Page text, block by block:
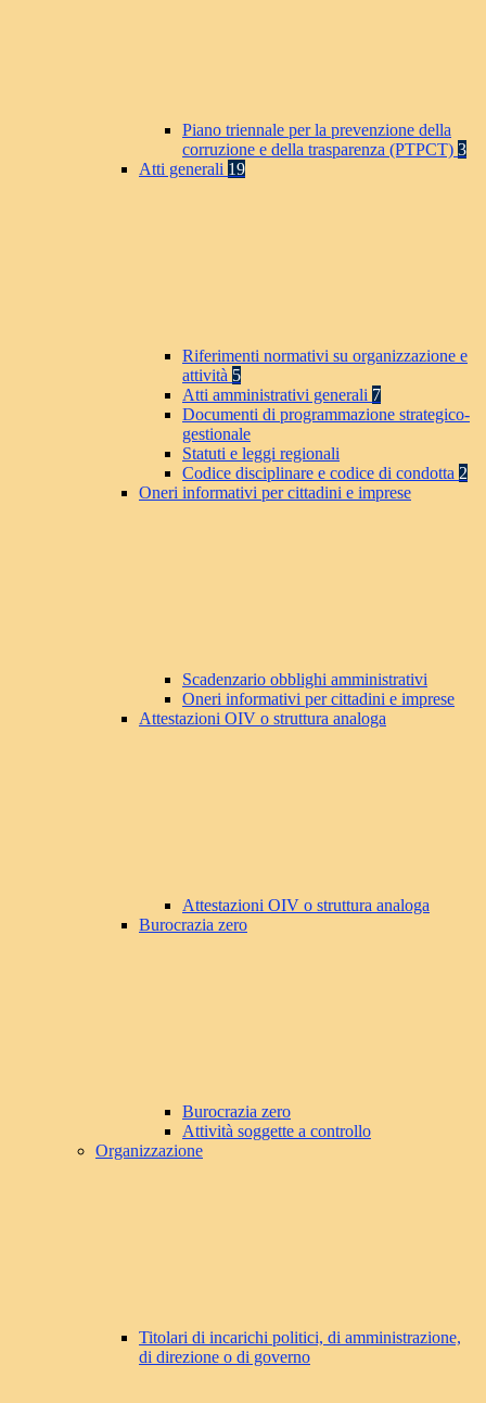
Piano triennale per la prevenzione della
corruzione e della trasparenza (PTPCT) 3
Atti generali 19
Riferimenti normativi su organizzazione e
attività 5
Atti amministrativi generali 7
Documenti di programmazione strategico-
gestionale
Statuti e leggi regionali
Codice disciplinare e codice di condotta 2
Oneri informativi per cittadini e imprese
Scadenzario obblighi amministrativi
Oneri informativi per cittadini e imprese
Attestazioni OIV o struttura analoga
Attestazioni OIV o struttura analoga
Burocrazia zero
Burocrazia zero
Attività soggette a controllo
Organizzazione
Titolari di incarichi politici, di amministrazione,
di direzione o di governo